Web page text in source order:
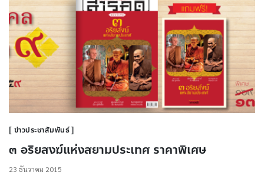
ข่าวประชาสัมพันธ์
๓ อริยสงฆ์แห่งสยามประเทศ ราคาพิเศษ
23 ธันวาคม 2015